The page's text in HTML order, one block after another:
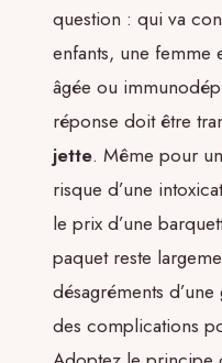
question : qui va
enfants, une femme
âgée ou
réponse doit être
jette. Même pour
risque d’une
le prix d’une
paquet reste
désagréments
des complications